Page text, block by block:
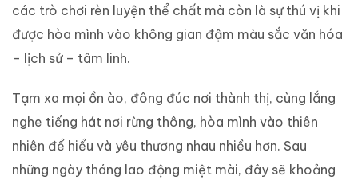
các trò chơi rèn luyện thể chất mà còn là sự thú vị khi
được hòa mình vào không gian đậm màu sắc văn hóa
– lịch sử – tâm linh.
Tạm xa mọi ồn ào, đông đúc nơi thành thị, cùng lắng
nghe tiếng hát nơi rừng thông, hòa mình vào thiên
nhiên để hiểu và yêu thương nhau nhiều hơn. Sau
những ngày tháng lao động miệt mài, đây sẽ khoảng